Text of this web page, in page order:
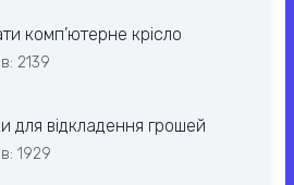
комп’ютерне крісло
2139
для відкладення грошей
1929